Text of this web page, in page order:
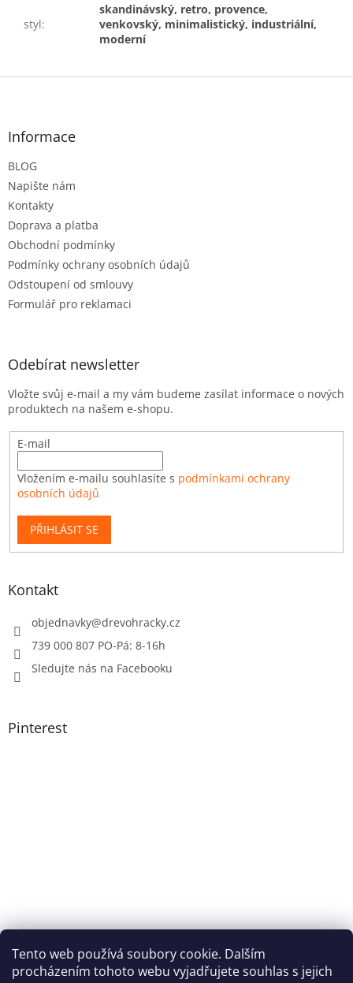
Tento web používá soubory cookie. Dalším
procházením tohoto webu vyjadřujete souhlas s jejich
styl:
skandinávský, retro, provence,
venkovský, minimalistický, industriální,
moderní
Z
Informace
BLOG
Napište nám
Kontakty
Doprava a platba
Obchodní podmínky
Podmínky ochrany osobních údajů
Odstoupení od smlouvy
Formulář pro reklamaci
Odebírat newsletter
Vložte svůj e-mail a my vám budeme zasílat informace o nových
produktech na našem e-shopu.
E-mail
Vložením e-mailu souhlasíte s podmínkami ochrany
osobních údajů
PŘIHLÁSIT SE
Kontakt
objednavky@drevohracky.cz
739 000 807 PO-Pá: 8-16h
Sledujte nás na Facebooku
Pinterest